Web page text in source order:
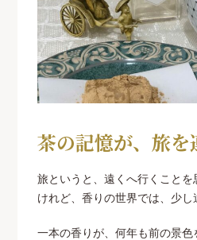
茶の記憶が、旅を
旅というと、遠くへ行くことを
けれど、香りの世界では、少し
一本の香りが、何年も前の景色